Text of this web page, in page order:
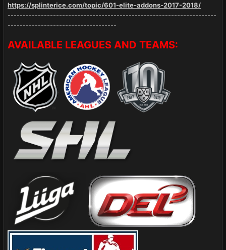
https://splinterice.com/topic/601-elite-addons-2017-2018/
---------------------------------------------------------------------
------------------------------------
AVAILABLE LEAGUES AND TEAMS: